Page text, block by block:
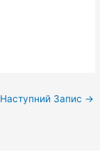
Наступний Запис →